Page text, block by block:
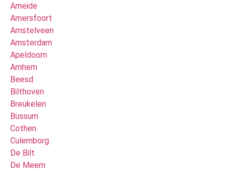
Ameide
Amersfoort
Amstelveen
Amsterdam
Apeldoorn
Arnhem
Beesd
Bilthoven
Breukelen
Bussum
Cothen
Culemborg
De Bilt
De Meern